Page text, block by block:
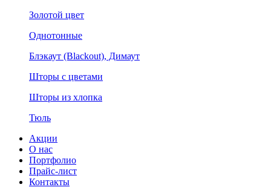
Золотой цвет
Однотонные
Блэкаут (Blackout), Димаут
Шторы с цветами
Шторы из хлопка
Тюль
Акции
О нас
Портфолио
Прайс-лист
Контакты